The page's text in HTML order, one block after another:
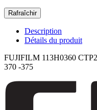
Description
Détails du produit
FUJIFILM 113H0360
370 -375